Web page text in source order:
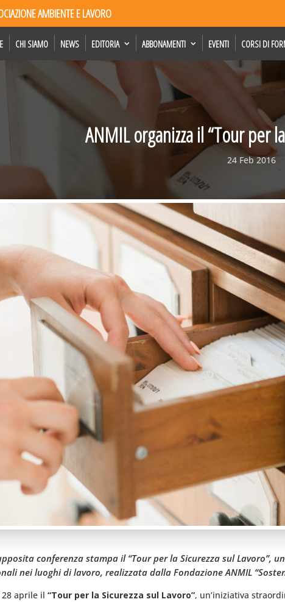
AMBIENTE E LAVORO
CHI SIAMO NEWS EDITORIA ABBONAMENTI EVENTI CORSI DI
ANMIL organizza il “Tour per
24 Feb 2016
conferenza stampa il “Tour per la Sicurezza sul Lavoro”,
nei luoghi di lavoro, realizzata dalla Fondazione ANMIL
28 aprile il“Tour per la Sicurezza sul Lavoro”, un’iniziativa